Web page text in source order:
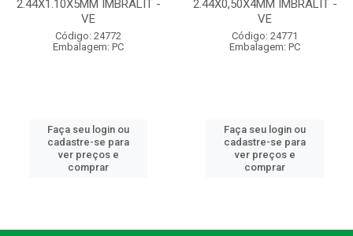
2.44X1.10X5MM IMBRALIT -
VE
Código: 24772
Embalagem: PC
Faça seu login ou
cadastre-se para
ver preços e
comprar
2.44X0,50X4MM IMBRALIT -
VE
Código: 24771
Embalagem: PC
Faça seu login ou
cadastre-se para
ver preços e
comprar